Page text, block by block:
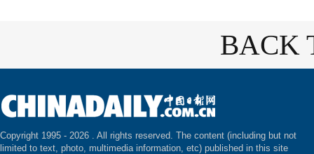
BACK
Copyright 1995 - 2026 . All rights reserved. The content (including but not
limited to text, photo, multimedia information, etc) published in this site